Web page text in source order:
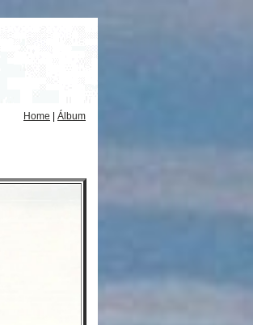
Home Álbum